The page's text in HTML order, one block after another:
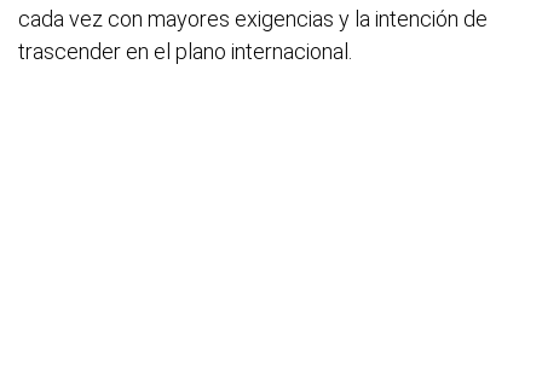
cada vez con mayores exigencias y la intención de
trascender en el plano internacional.